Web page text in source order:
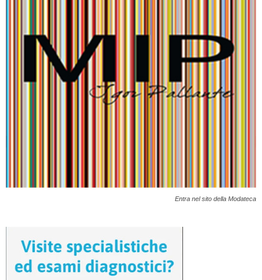
Entra nel sito della Modateca